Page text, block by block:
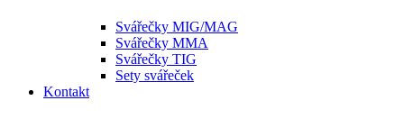
Svářečky MIG/MAG
Svářečky MMA
Svářečky TIG
Sety svářeček
Kontakt